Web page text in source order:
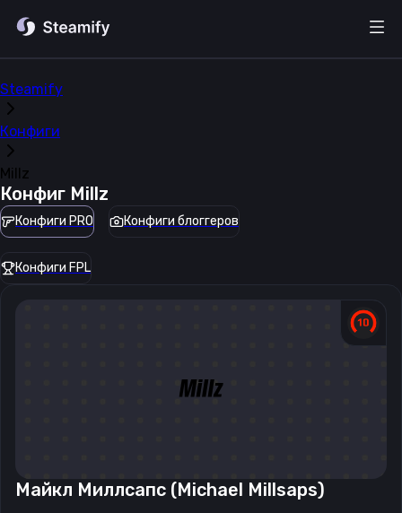
Steamify
Конфиги
Millz
Конфиг Millz
Конфиги PRO Конфиги блоггеров
Конфиги FPL
Майкл Миллсапс (Michael Millsaps)